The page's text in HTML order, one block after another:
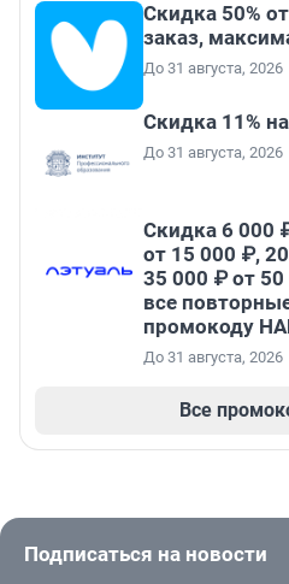
Скидка 50%
заказ,
До 31 августа, 2026
Скидка 11%
До 31 августа, 2026
Скидка 6 000
от 15 000 ₽,
35 000 ₽ от
все
промокоду
До 31 августа, 2026
Все
Подписаться на новости